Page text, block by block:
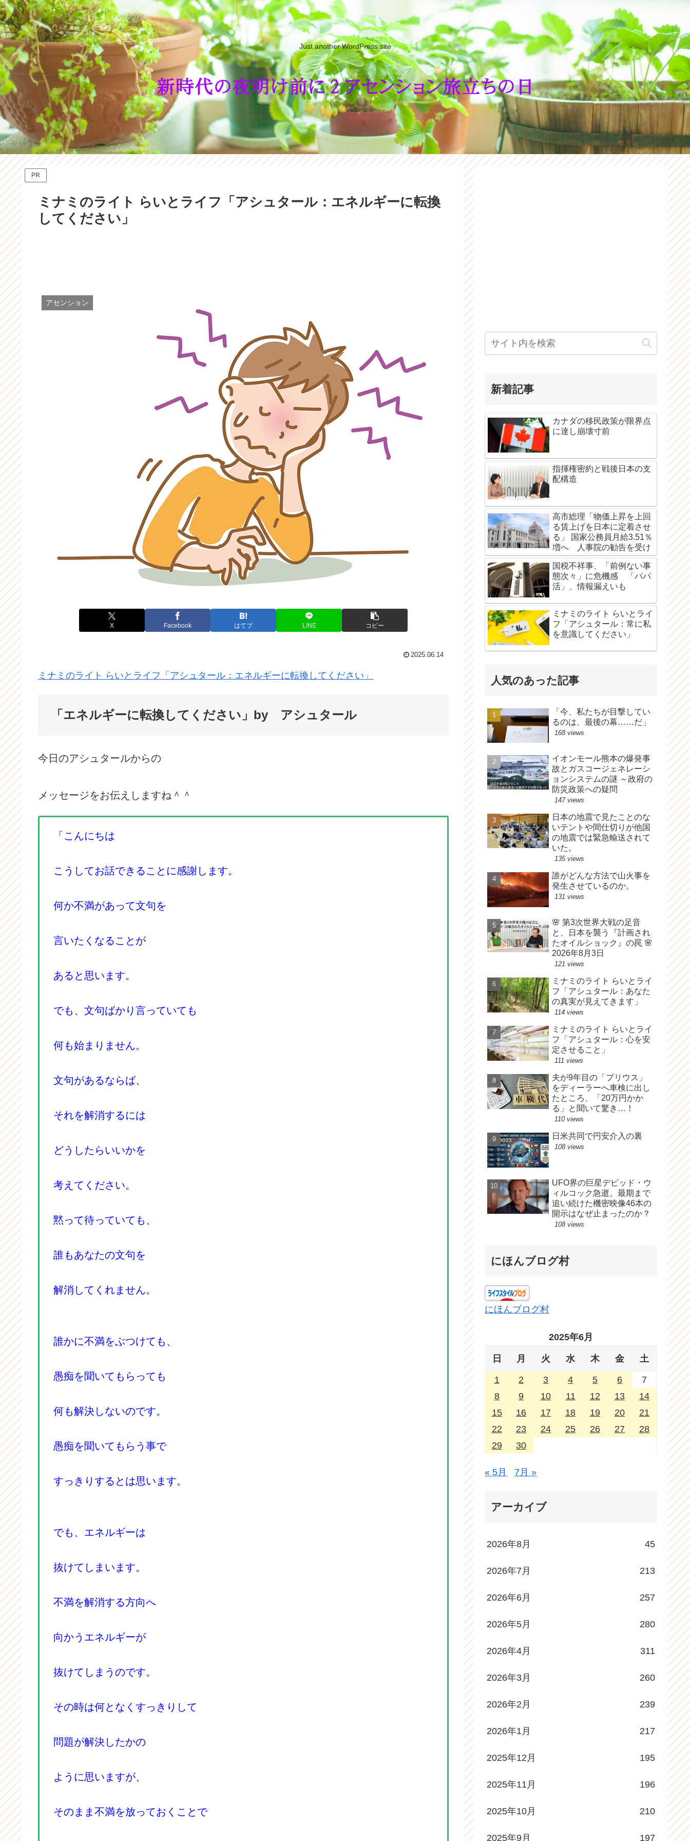
Just another WordPress site
PR
ミナミのライト らいとライフ「アシュタール：エネルギーに転換
してください」
アセンション
X Facebook はてブ LINE コピー
2025.06.14
ミナミのライト らいとライフ「アシュタール：エネルギーに転換してください」
「エネルギーに転換してください」by アシュタール
今日のアシュタールからの
メッセージをお伝えしますね＾＾
「こんにちは
こうしてお話できることに感謝します。
何か不満があって文句を
言いたくなることが
あると思います。
でも、文句ばかり言っていても
何も始まりません。
文句があるならば、
それを解消するには
どうしたらいいかを
考えてください。
黙って待っていても、
誰もあなたの文句を
解消してくれません。
誰かに不満をぶつけても、
愚痴を聞いてもらっても
何も解決しないのです。
愚痴を聞いてもらう事で
すっきりするとは思います。
でも、エネルギーは
抜けてしまいます。
不満を解消する方向へ
向かうエネルギーが
抜けてしまうのです。
その時は何となくすっきりして
問題が解決したかの
ように思いますが、
そのまま不満を放っておくことで
新着記事
カナダの移民政策が限界点
に達し崩壊寸前
指揮権密約と戦後日本の支
配構造
高市総理「物価上昇を上回
る賃上げを日本に定着させ
る」 国家公務員月給3.51％
増へ 人事院の勧告を受け
国税不祥事、「前例ない事
態次々」に危機感 「パパ
活」、情報漏えいも
ミナミのライト らいとライ
フ「アシュタール：常に私
を意識してください」
人気のあった記事
「今、私たちが目撃してい
るのは、最後の幕……だ」
168 views
イオンモール熊本の爆発事
故とガスコージェネレーシ
ョンシステムの謎 ～政府の
防災政策への疑問
147 views
日本の地震で見たことのな
いテントや間仕切りが他国
の地震では緊急輸送されて
いた。
135 views
誰がどんな方法で山火事を
発生させているのか。
131 views
🌸 第3次世界大戦の足音
と、日本を襲う『計画され
たオイルショック』の罠 🌸
2026年8月3日
121 views
ミナミのライト らいとライ
フ「アシュタール：あなた
の真実が見えてきます」
114 views
ミナミのライト らいとライ
フ「アシュタール：心を安
定させること」
111 views
夫が9年目の「プリウス」
をディーラーへ車検に出し
たところ、「20万円かか
る」と聞いて驚き…！
110 views
日米共同で円安介入の裏
108 views
UFO界の巨星デビッド・ウ
ィルコック急逝。最期まで
追い続けた機密映像46本の
開示はなぜ止まったのか？
108 views
にほんブログ村
にほんブログ村
2025年6月
日 月 火 水 木 金 土
1 2 3 4 5 6
7
8
9 10 11 12 13
14
15
16 17 18 19 20
21
22
23 24 25 26 27
28
29
30
« 5月 7月 »
アーカイブ
2026年8月 45
2026年7月 213
2026年6月 257
2026年5月 280
2026年4月 311
2026年3月 260
2026年2月 239
2026年1月 217
2025年12月 195
2025年11月 196
2025年10月 210
2025年9月 197